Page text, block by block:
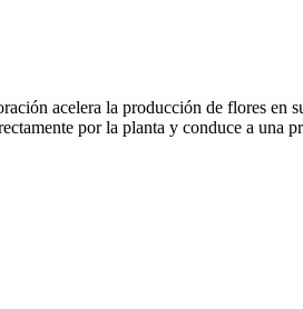
acelera la producción de flores en
por la planta y conduce a una